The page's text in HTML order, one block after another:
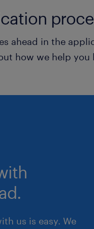
ahead in the
how we help you
us is easy. We